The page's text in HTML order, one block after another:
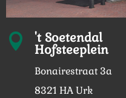
 't Soetendal
Hofsteeplein
Bonairestraat 3a
8321 HA Urk